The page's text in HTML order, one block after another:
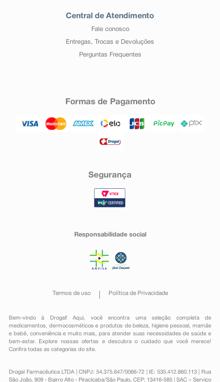
Central de Atendimento
Fale conosco
Entregas, Trocas e Devoluções
Perguntas Frequentes
Formas de Pagamento
Segurança
Responsabilidade social
Termos de uso Política de Privacidade
Bem-vindo à Drogal! Aqui, você encontra uma seleção completa de
medicamentos , dermocosméticos e produtos de beleza, higiene pessoal ,mamãe
e bebê, conveniênciae muito mais, para atender suas necessidades de saúde e
bem-estar. Explore nossas ofertas e descubra o cuidado que você merece!
Confira todas as categorias do site.
Drogal Farmacêutica LTDA | CNPJ: 54.375.647/0066-72 | IE: 535.412.860.113 | Rua
São João, 909 - Bairro Alto - Piracicaba/São Paulo, CEP: 13416-585 | SAC – Serviço